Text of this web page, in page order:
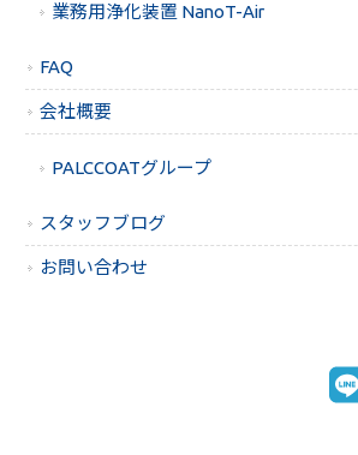
業務用浄化装置 NanoT-Air
FAQ
会社概要
PALCCOATグループ
スタッフブログ
お問い合わせ